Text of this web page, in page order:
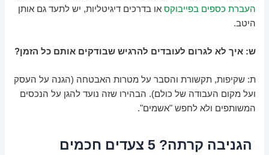
העברת כספים בפייבוקס או בדרכים דיגיטליות, יש לתעד גם אותן
היטב.
ש: איך לא לגרום לעובדים להרגיש שבודקים אותם כל הזמן?
ת: שקיפות, תקשורת והסבר על מטרות האבטחה (הגנה על העסק
ועל מקום העבודה של כולם). הבהירו שזה נועד להגן על הנכסים
המשותפים ולא לחפש "אשמים".
הגניבה קרתה? 5 צעדים חכמים